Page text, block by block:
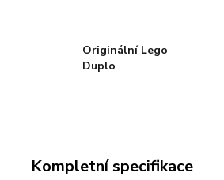
Originální Lego
Duplo
Kompletní specifikace